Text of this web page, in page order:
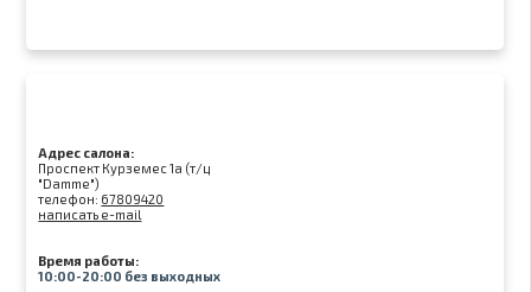
Адрес салона:
Проспект Курземес 1а (т/ц
"Damme")
телефон: 67809420
написать e-mail
Время работы:
10:00-20:00 без выходных